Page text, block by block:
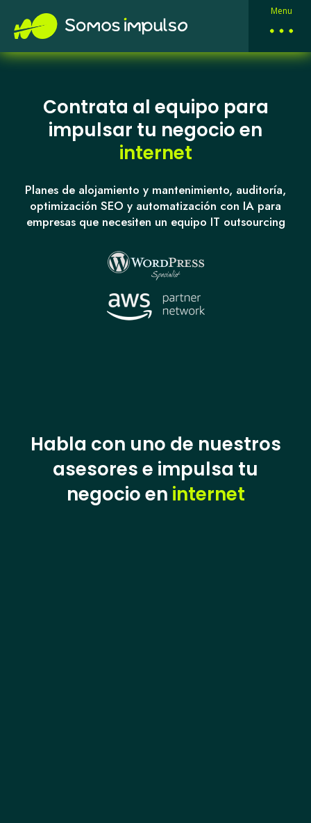
Menu
Contrata al equipo para
impulsar tu negocio en
internet
Planes de alojamiento y mantenimiento, auditoría,
optimización SEO y automatización con IA para
empresas que necesiten un equipo IT outsourcing
Habla con uno de nuestros
asesores e impulsa tu
negocio en internet